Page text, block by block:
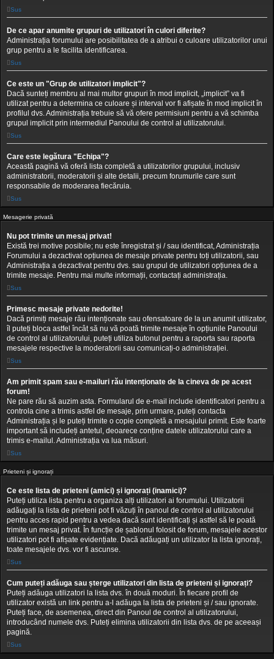
Sus
De ce apar anumite grupuri de utilizatori în culori diferite?
Administrația forumului are posibilitatea de a atribui o culoare utilizatorilor unui
grup pentru a le facilita identificarea.
Sus
Ce este un "Grup de utilizatori implicit"?
Dacă sunteți membru al mai multor grupuri în mod implicit, „implicit” va fi
utilizat pentru a determina ce culoare și interval vor fi afișate în mod implicit în
profilul dvs. Administrația trebuie să vă ofere permisiuni pentru a vă schimba
grupul implicit prin intermediul Panoului de control al utilizatorului.
Sus
Care este legătura "Echipa"?
Această pagină vă oferă lista completă a utilizatorilor grupului, inclusiv
administratorii, moderatorii și alte detalii, precum forumurile care sunt
responsabile de moderarea fiecăruia.
Sus
Mesagerie privată
Nu pot trimite un mesaj privat!
Există trei motive posibile; nu este înregistrat și / sau identificat, Administrația
Forumului a dezactivat opțiunea de mesaje private pentru toți utilizatorii, sau
Administrația a dezactivat pentru dvs. sau grupul de utilizatori opțiunea de a
trimite mesaje. Pentru mai multe informații, contactați administrația.
Sus
Primesc mesaje private nedorite!
Dacă primiți mesaje rău intenționate sau ofensatoare de la un anumit utilizator,
îl puteți bloca astfel încât să nu vă poată trimite mesaje în opțiunile Panoului
de control al utilizatorului, puteți utiliza butonul pentru a raporta sau raporta
mesajele respective la moderatorii sau comunicați-o administrației.
Sus
Am primit spam sau e-mailuri rău intenționate de la cineva de pe acest
forum!
Ne pare rău să auzim asta. Formularul de e-mail include identificatori pentru a
controla cine a trimis astfel de mesaje, prin urmare, puteți contacta
Administrația și le puteți trimite o copie completă a mesajului primit. Este foarte
important să includeți antetul, deoarece conține datele utilizatorului care a
trimis e-mailul. Administrația va lua măsuri.
Sus
Prieteni și ignorați
Ce este lista de prieteni (amici) și ignorați (inamici)?
Puteți utiliza lista pentru a organiza alți utilizatori ai forumului. Utilizatorii
adăugați la lista de prieteni pot fi văzuți în panoul de control al utilizatorului
pentru acces rapid pentru a vedea dacă sunt identificați și astfel să le poată
trimite un mesaj privat. În funcție de șablonul folosit de forum, mesajele acestor
utilizatori pot fi afișate evidențiate. Dacă adăugați un utilizator la lista ignorați,
toate mesajele dvs. vor fi ascunse.
Sus
Cum puteți adăuga sau șterge utilizatori din lista de prieteni și ignorați?
Puteți adăuga utilizatori la lista dvs. în două moduri. În fiecare profil de
utilizator există un link pentru a-l adăuga la lista de prieteni și / sau ignorate.
Puteți face, de asemenea, direct din Panoul de control al utilizatorului,
introducând numele dvs. Puteți elimina utilizatorii din lista dvs. de pe aceeași
pagină.
Sus